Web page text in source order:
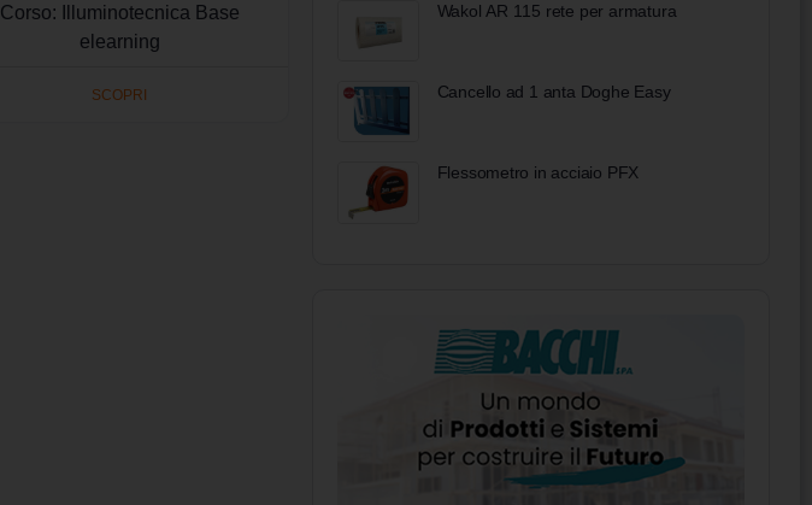
Corso: Illuminotecnica Base
elearning
SCOPRI
Wakol AR 115 rete per armatura
Cancello ad 1 anta Doghe Easy
Flessometro in acciaio PFX